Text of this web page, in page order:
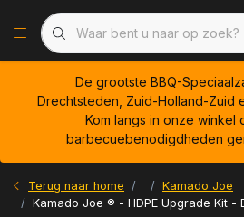
De grootste BBQ-
Drechtsteden, Zuid-Holland-Zuid
Kom langs in onze winkel
barbecuebenodigdheden
Terug naar home
Kamado Joe
Kamado Joe ® - HDPE Upgrade Kit -